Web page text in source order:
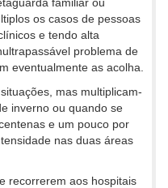
os casos de pessoas
e tendo alta
problema de
eventualmente as acolha.
mas multiplicam-
inverno ou quando se
e um pouco por
nas duas áreas
recorrerem aos hospitais